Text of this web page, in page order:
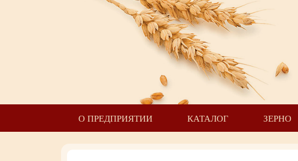
О ПРЕДПРИЯТИИ КАТАЛОГ ЗЕРНО